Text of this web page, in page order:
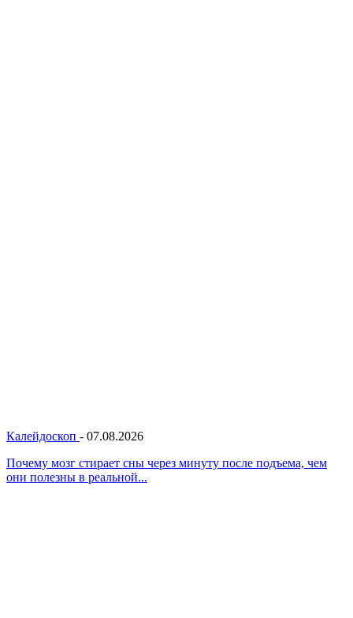
Калейдоскоп - 07.08.2026
Почему мозг стирает сны через минуту после подъема, чем
они полезны в реальной...